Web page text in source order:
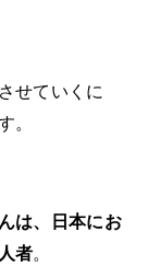
せていくに
。
は、日本にお
者。